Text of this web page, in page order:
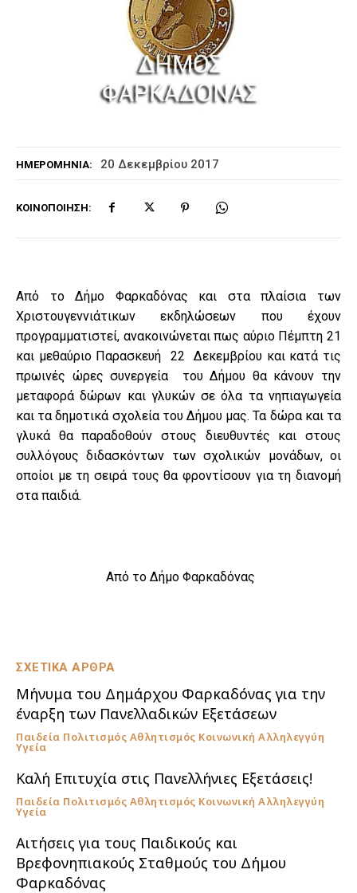
ΗΜΕΡΟΜΗΝΊΑ: 20 Δεκεμβρίου 2017
ΚΟΙΝΟΠΟΊΗΣΗ:
ΣΧΕΤΙΚΑ ΑΡΘΡΑ
Μήνυμα του Δημάρχου Φαρκαδόνας για την
έναρξη των Πανελλαδικών Εξετάσεων
Παιδεία Πολιτισμός Αθλητισμός Κοινωνική Αλληλεγγύη
Υγεία
Καλή Επιτυχία στις Πανελλήνιες Εξετάσεις!
Παιδεία Πολιτισμός Αθλητισμός Κοινωνική Αλληλεγγύη
Υγεία
Αιτήσεις για τους Παιδικούς και
Βρεφονηπιακούς Σταθμούς του Δήμου
Φαρκαδόνας
Από το Δήμο Φαρκαδόνας και στα πλαίσια των
Χριστουγεννιάτικων εκδηλώσεων που έχουν
προγραμματιστεί, ανακοινώνεται πως αύριο Πέμπτη 21
και μεθαύριο Παρασκευή 22 Δεκεμβρίου και κατά τις
πρωινές ώρες συνεργεία του Δήμου θα κάνουν την
μεταφορά δώρων και γλυκών σε όλα τα νηπιαγωγεία
και τα δημοτικά σχολεία του Δήμου μας. Τα δώρα και τα
γλυκά θα παραδοθούν στους διευθυντές και στους
συλλόγους διδασκόντων των σχολικών μονάδων, οι
οποίοι με τη σειρά τους θα φροντίσουν για τη διανομή
στα παιδιά.
Από το Δήμο Φαρκαδόνας